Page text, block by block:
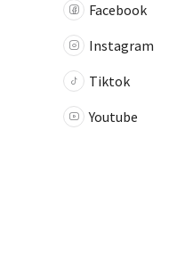
Facebook
Instagram
Tiktok
Youtube